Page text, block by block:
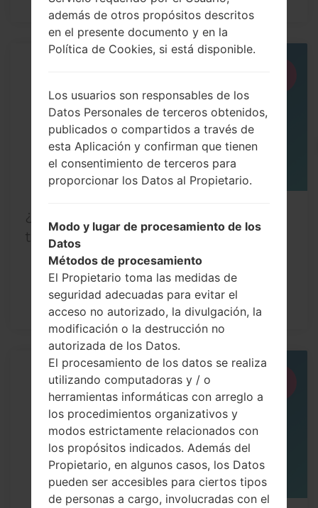
¿Cómo restablecer datos de fábrica a
través del menú...
además de otros propósitos descritos
en el presente documento y en la
Política de Cookies, si está disponible.
Los usuarios son responsables de los
Datos Personales de terceros obtenidos,
publicados o compartidos a través de
esta Aplicación y confirman que tienen
el consentimiento de terceros para
proporcionar los Datos al Propietario.
Modo y lugar de procesamiento de los
Datos
Métodos de procesamiento
El Propietario toma las medidas de
seguridad adecuadas para evitar el
acceso no autorizado, la divulgación, la
modificación o la destrucción no
autorizada de los Datos.
El procesamiento de los datos se realiza
utilizando computadoras y / o
herramientas informáticas con arreglo a
los procedimientos organizativos y
modos estrictamente relacionados con
los propósitos indicados. Además del
Propietario, en algunos casos, los Datos
pueden ser accesibles para ciertos tipos
de personas a cargo, involucradas con el